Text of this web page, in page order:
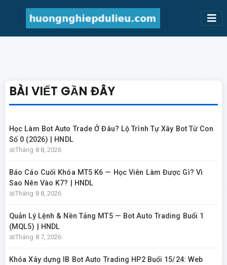
BÀI VIẾT GẦN ĐÂY
Học Làm Bot Auto Trade Ở Đâu? Lộ Trình Tự Xây Bot Từ Con
Số 0 (2026) | HNDL
Tháng 8 8, 2026
Báo Cáo Cuối Khóa MT5 K6 — Học Viên Làm Được Gì? Vì
Sao Nên Vào K7? | HNDL
Tháng 8 8, 2026
Quản Lý Lệnh & Nền Tảng MT5 — Bot Auto Trading Buổi 1
(MQL5) | HNDL
Tháng 8 7, 2026
Khóa Xây dựng IB Bot Auto Trading HP2 Buổi 15/24: Web